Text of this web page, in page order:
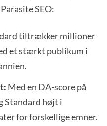
SEO:
tiltrækker millioner
et stærkt publikum i
Med en DA-score på
Standard højt i
for forskellige emner.